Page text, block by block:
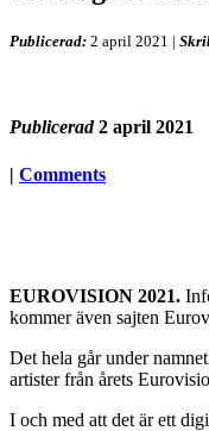
Publicerad: 2 april 2021 |
Publicerad 2 april 2021
| Comments
EUROVISION 2021.
kommer även sajten
Det hela går under namnet
artister från årets
I och med att det är ett